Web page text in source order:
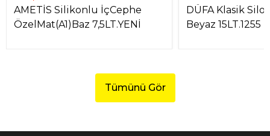
AMETİS Silikonlu İçCephe
ÖzelMat(A1)Baz 7,5LT.YENİ
DÜFA Klasik
Beyaz 15LT.1255
Tümünü Gör